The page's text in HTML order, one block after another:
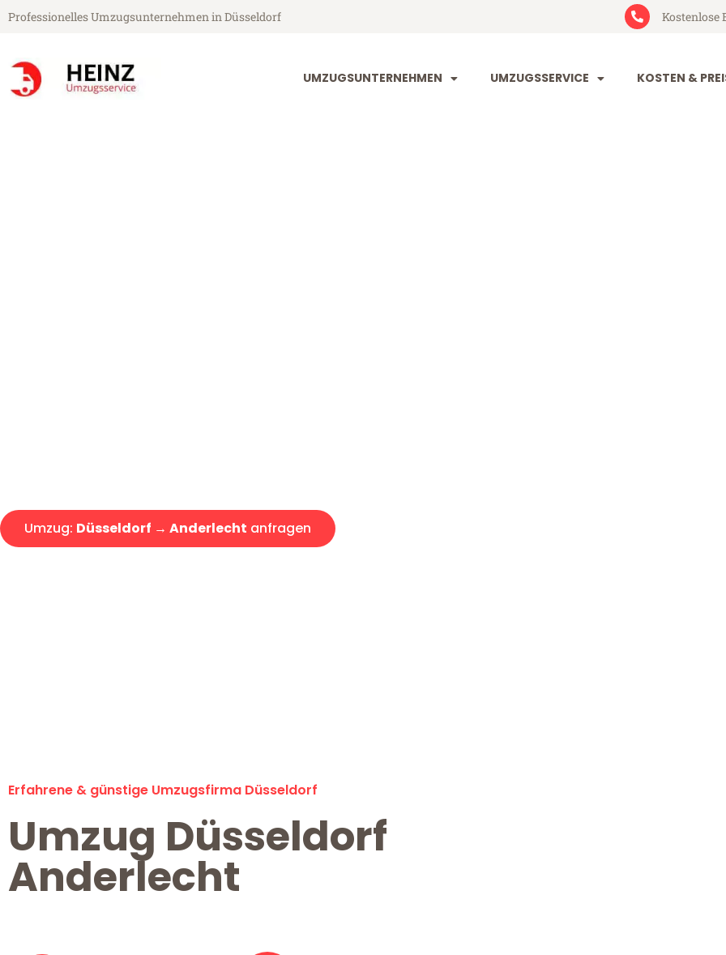
Professionelles Umzugsunternehmen in Düsseldorf Kostenlose
UMZUGSUNTERNEHMEN UMZUGSSERVICE KOSTEN &
Umzug: Düsseldorf → Anderlecht anfragen
Erfahrene & günstige Umzugsfirma Düsseldorf
Umzug Düsseldorf
Anderlecht